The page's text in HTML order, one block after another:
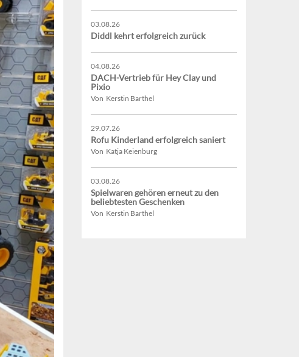
03.08.26
Diddl kehrt erfolgreich zurück
04.08.26
DACH-Vertrieb für Hey Clay und
Pixio
Von Kerstin Barthel
29.07.26
Rofu Kinderland erfolgreich saniert
Von Katja Keienburg
03.08.26
Spielwaren gehören erneut zu den
beliebtesten Geschenken
Von Kerstin Barthel